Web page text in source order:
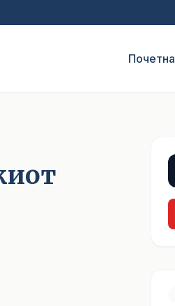
Почетна